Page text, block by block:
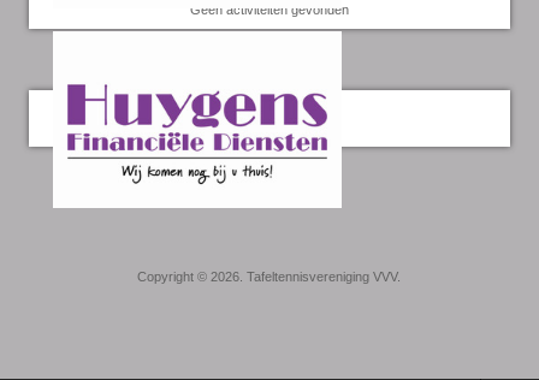
Geen activiteiten gevonden
Twitter
Copyright © 2026. Tafeltennisvereniging VVV.